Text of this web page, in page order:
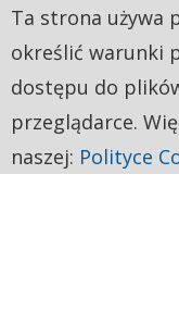
Ta strona używa
określić warunki
dostępu do
przeglądarce.
naszej: Polityce